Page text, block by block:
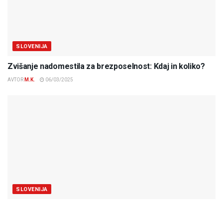
SLOVENIJA
Zvišanje nadomestila za brezposelnost: Kdaj in koliko?
AVTOR M.K. 06/03/2025
SLOVENIJA